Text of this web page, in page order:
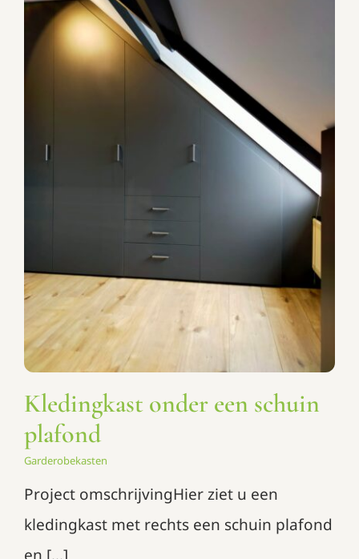
Kledingkast onder een schuin
plafond
Kledingkast onder een schuin
plafond
Garderobekasten
Project omschrijvingHier ziet u een
kledingkast met rechts een schuin plafond
en [...]